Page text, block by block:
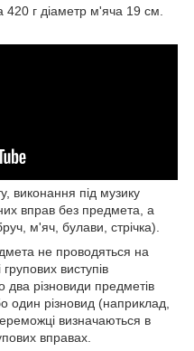
г діаметр м'яча 19 см.
виконання під музику
вправ без предмета, а
м'яч, булави, стрічка).
не проводяться на
виступів
два різновиди предметів
один різновид (наприклад,
визначаються в
вправах.